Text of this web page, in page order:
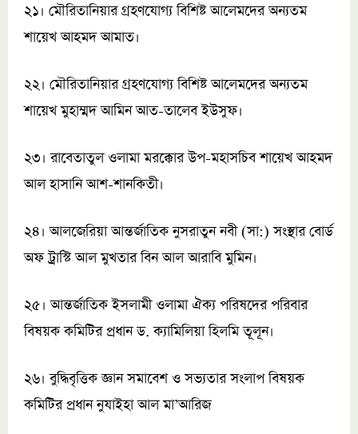
২১। মৌরিতানিয়ার গ্রহণযোগ্য বিশিষ্ট আলেমদের অন্যতম
শায়েখ আহমদ আমাত।
২২। মৌরিতানিয়ার গ্রহণযোগ্য বিশিষ্ট আলেমদের অন্যতম
শায়েখ মুহাম্মদ আমিন আত-তালেব ইউসুফ।
২৩। রাবেতাতুল ওলামা মরক্কোর উপ-মহাসচিব শায়েখ আহমদ
আল হাসানি আশ-শানকিতী।
২৪। আলজেরিয়া আন্তর্জাতিক নুসরাতুন নবী (সা:) সংস্থার বোর্ড
অফ ট্রাস্টি আল মুখতার বিন আল আরাবি মুমিন।
২৫। আন্তর্জাতিক ইসলামী ওলামা ঐক্য পরিষদের পরিবার
বিষয়ক কমিটির প্রধান ড. ক্যামিলিয়া হিলমি তূলূন।
২৬। বুদ্ধিবৃত্তিক জ্ঞান সমাবেশ ও সভ্যতার সংলাপ বিষয়ক
কমিটির প্রধান নুযাইহা আল মা’আরিজ